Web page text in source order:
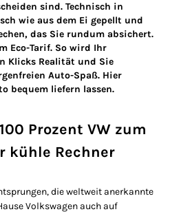
sind. Technisch in
wie aus dem Ei gepellt und
das Sie rundum absichert.
Eco-Tarif. So wird Ihr
Klicks Realität und Sie
Auto-Spaß. Hier
bequem liefern lassen.
Prozent VW zum
kühle Rechner
die weltweit anerkannte
Volkswagen auch auf